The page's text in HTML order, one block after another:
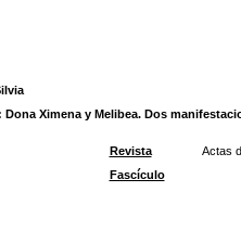
Dona Ximena y Melibea. Dos
Revista
Actas
Fascículo